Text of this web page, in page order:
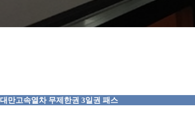
대만고속열차 무제한권 3일권 패스